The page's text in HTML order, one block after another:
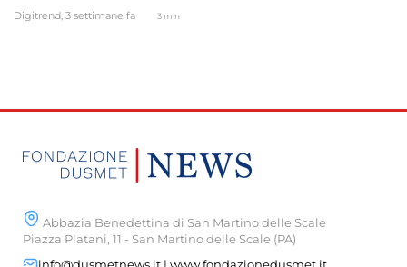
Digitrend, 3 settimane fa 3 min
Abbazia Benedettina di San Martino delle Scale
Piazza Platani, 11 - San Martino delle Scale (PA)